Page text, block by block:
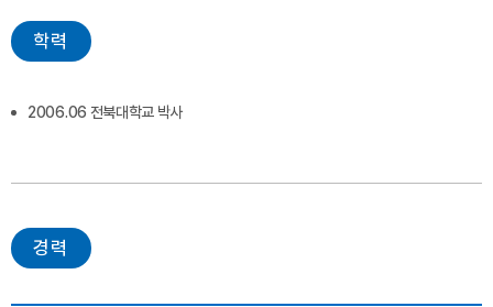
학력
2006.06 전북대학교 박사
경력